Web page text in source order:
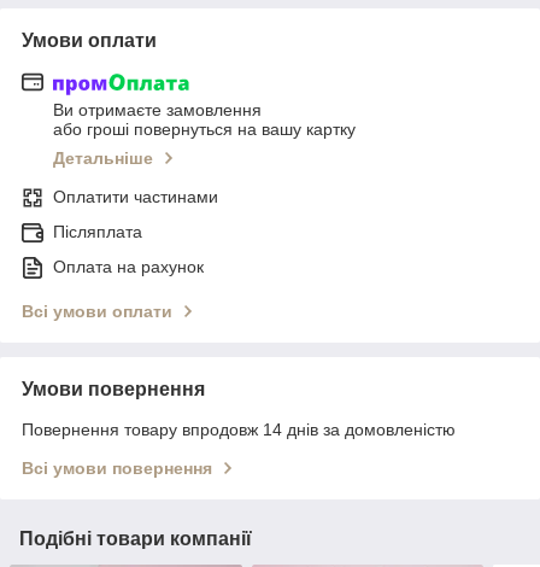
Умови оплати
Ви отримаєте замовлення
або гроші повернуться на вашу картку
Детальніше
Оплатити частинами
Післяплата
Оплата на рахунок
Всі умови оплати
Умови повернення
Повернення товару впродовж 14 днів за домовленістю
Всі умови повернення
Подібні товари компанії